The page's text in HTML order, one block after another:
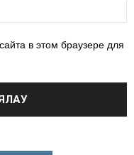
в этом браузере для